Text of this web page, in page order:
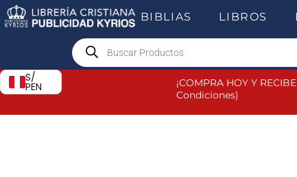
al
BIBLIAS LIBROS
Products
search
S/
PEN
¡COMPRA HOY Y
Condiciones)